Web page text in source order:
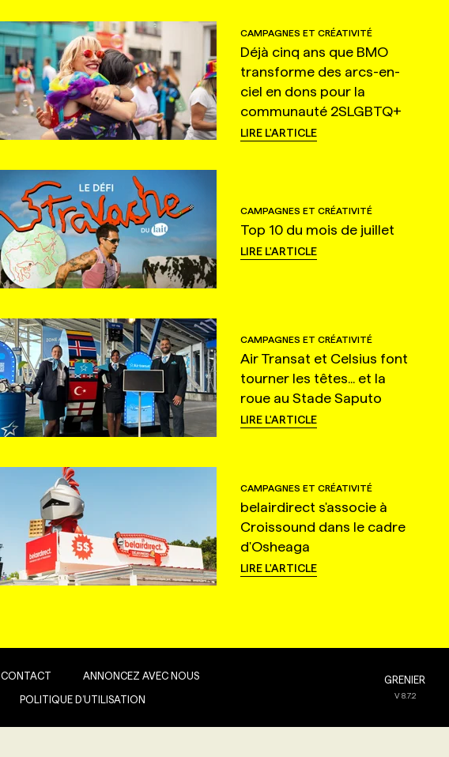
CAMPAGNES ET CRÉATIVITÉ
Déjà cinq ans que BMO
transforme des arcs-en-
ciel en dons pour la
communauté 2SLGBTQ+
LIRE L'ARTICLE
CAMPAGNES ET CRÉATIVITÉ
Top 10 du mois de juillet
LIRE L'ARTICLE
CAMPAGNES ET CRÉATIVITÉ
Air Transat et Celsius font
tourner les têtes... et la
roue au Stade Saputo
LIRE L'ARTICLE
CAMPAGNES ET CRÉATIVITÉ
belairdirect s'associe à
Croissound dans le cadre
d'Osheaga
LIRE L'ARTICLE
CONTACT ANNONCEZ AVEC NOUS
POLITIQUE D’UTILISATION
GRENIER
V8.7.2